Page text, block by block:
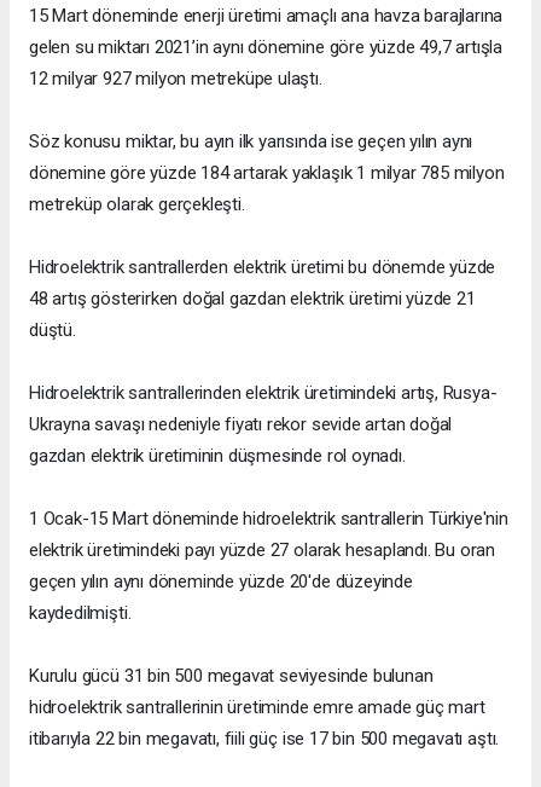
15 Mart döneminde enerji üretimi amaçlı ana havza barajlarına
gelen su miktarı 2021’in aynı dönemine göre yüzde 49,7 artışla
12 milyar 927 milyon metreküpe ulaştı.
Söz konusu miktar, bu ayın ilk yarısında ise geçen yılın aynı
dönemine göre yüzde 184 artarak yaklaşık 1 milyar 785 milyon
metreküp olarak gerçekleşti.
Hidroelektrik santrallerden elektrik üretimi bu dönemde yüzde
48 artış gösterirken doğal gazdan elektrik üretimi yüzde 21
düştü.
Hidroelektrik santrallerinden elektrik üretimindeki artış, Rusya-
Ukrayna savaşı nedeniyle fiyatı rekor sevide artan doğal
gazdan elektrik üretiminin düşmesinde rol oynadı.
1 Ocak-15 Mart döneminde hidroelektrik santrallerin Türkiye'nin
elektrik üretimindeki payı yüzde 27 olarak hesaplandı. Bu oran
geçen yılın aynı döneminde yüzde 20'de düzeyinde
kaydedilmişti.
Kurulu gücü 31 bin 500 megavat seviyesinde bulunan
hidroelektrik santrallerinin üretiminde emre amade güç mart
itibarıyla 22 bin megavatı, fiili güç ise 17 bin 500 megavatı aştı.